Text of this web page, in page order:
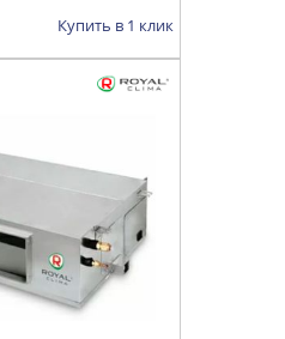
Купить в 1 клик